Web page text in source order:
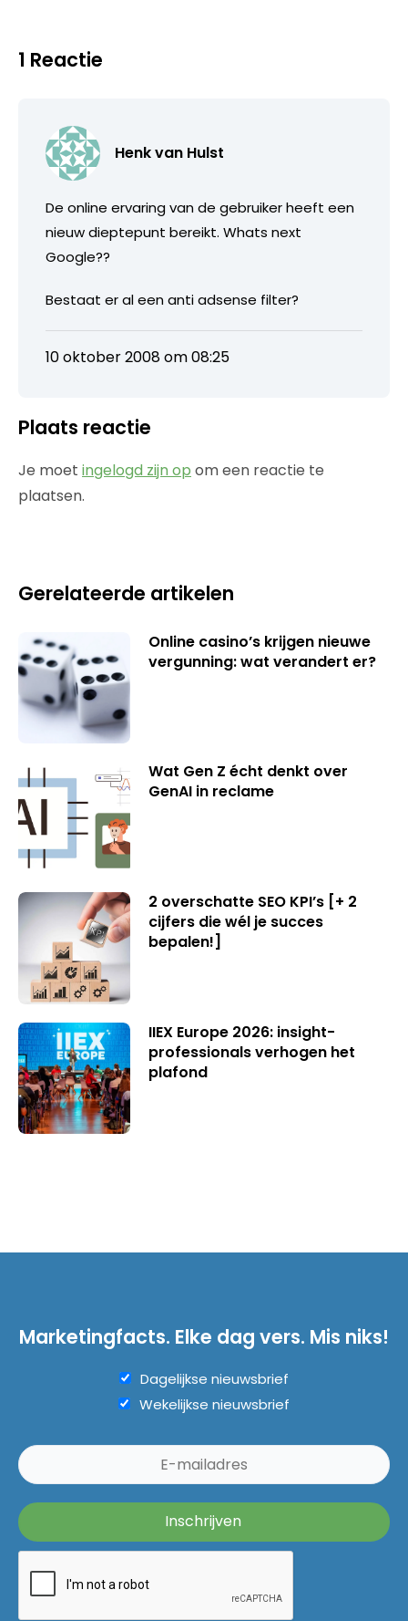
1 Reactie
Henk van Hulst
De online ervaring van de gebruiker heeft een
nieuw dieptepunt bereikt. Whats next
Google??
Bestaat er al een anti adsense filter?
10 oktober 2008 om 08:25
Plaats reactie
Je moet ingelogd zijn op om een reactie te
plaatsen.
Gerelateerde artikelen
Online casino’s krijgen nieuwe
vergunning: wat verandert er?
Wat Gen Z écht denkt over
GenAI in reclame
2 overschatte SEO KPI’s [+ 2
cijfers die wél je succes
bepalen!]
IIEX Europe 2026: insight-
professionals verhogen het
plafond
Marketingfacts. Elke dag vers. Mis niks!
Dagelijkse nieuwsbrief
Wekelijkse nieuwsbrief